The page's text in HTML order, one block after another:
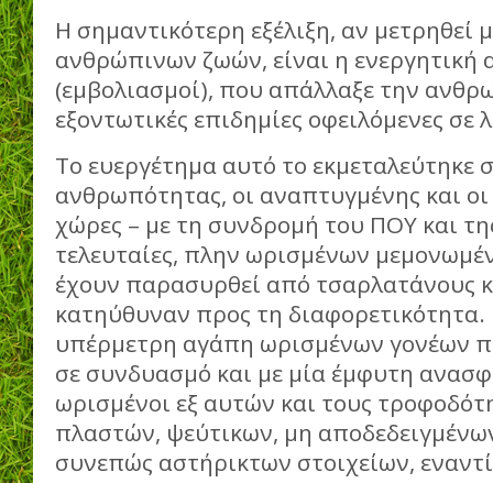
Η σημαντικότερη εξέλιξη, αν μετρηθεί
ανθρώπινων ζωών, είναι η ενεργητική
(εμβολιασμοί), που απάλλαξε την
εξοντωτικές επιδημίες οφειλόμενες
Το ευεργέτημα αυτό το εκμεταλεύτηκε
ανθρωπότητας, οι αναπτυγμένης και
χώρες – με τη συνδρομή του ΠΟΥ και
τελευταίες, πλην ωρισμένων
έχουν παρασυρθεί από τσαρλατάνους
κατηύθυναν προς τη
υπέρμετρη αγάπη ωρισμένων γονέων
σε συνδυασμό και με μία έμφυτη
ωρισμένοι εξ αυτών και τους
πλαστών, ψεύτικων, μη
συνεπώς αστήρικτων στοιχείων,